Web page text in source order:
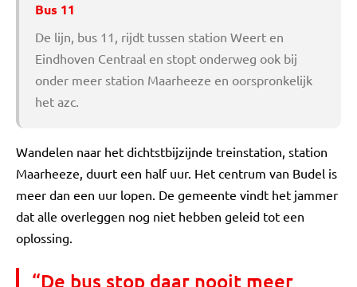
Bus 11
De lijn, bus 11, rijdt tussen station Weert en
Eindhoven Centraal en stopt onderweg ook bij
onder meer station Maarheeze en oorspronkelijk
het azc.
Wandelen naar het dichtstbijzijnde treinstation, station
Maarheeze, duurt een half uur. Het centrum van Budel is
meer dan een uur lopen. De gemeente vindt het jammer
dat alle overleggen nog niet hebben geleid tot een
oplossing.
“De bus stop daar nooit meer